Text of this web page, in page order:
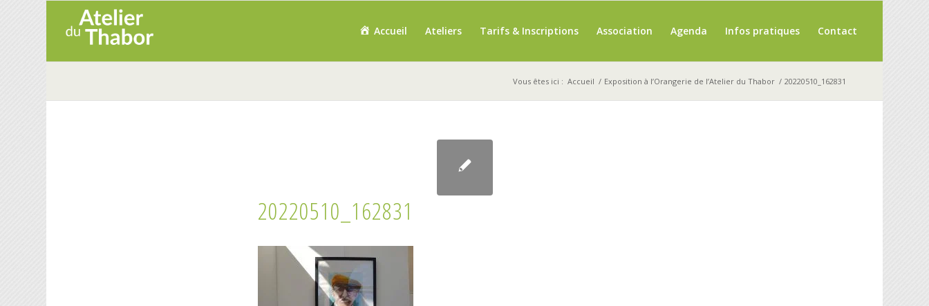
Accueil Ateliers Tarifs & Inscriptions Association Agenda Infos pratiques Contact
Vous êtes ici : Accueil / Exposition à l’Orangerie de l’Atelier du Thabor / 20220510_162831
20220510_162831